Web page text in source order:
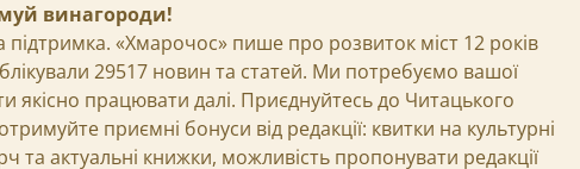
винагороди!
«Хмарочос» пише про розвиток міст 12 років
29517 новин та статей. Ми потребуємо вашої
працювати далі. Приєднуйтесь до Читацького
приємні бонуси від редакції: квитки на культурні
та актуальні книжки, можливість пропонувати редакції